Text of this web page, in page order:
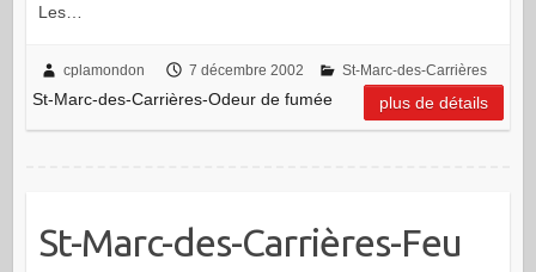
Les…
cplamondon 7 décembre 2002 St-Marc-des-Carrières
St-Marc-des-Carrières-Odeur de fumée plus de détails
St-Marc-des-Carrières-Feu